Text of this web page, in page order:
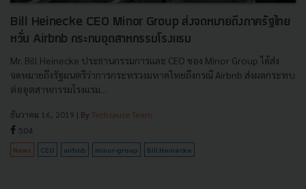
Bill Heinecke CEO Minor Group ส่งจดหมายถึงภาครัฐไทย
หวั่น Airbnb กระทบอุตสาหกรรมโรงแรม
Mr. Bill Heinecke ประธานกรรมการและ CEO ของ Minor Group ได้ส่ง
จดหมายถึงรัฐมนตรีว่าการกระทรวงมหาดไทยถึงกรณี Airbnb ส่งผลกระทบ
ต่ออุตสาหกรรมโรงแรม...
ธันวาคม 16, 2019 | By Techsauce Team
504
News CEO airbnb minor-group Bill Heinecke